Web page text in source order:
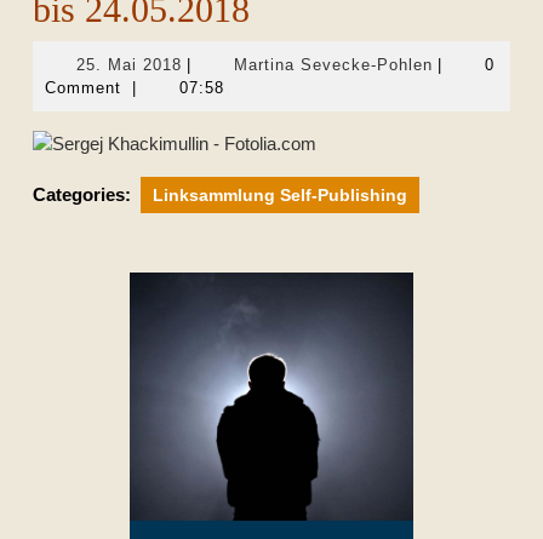
bis 24.05.2018
25. Mai 2018 25.
Mai
Martina Sevecke-PohlenMartina
0
Comment
07:58
Categories: Linksammlung Self-Publishing